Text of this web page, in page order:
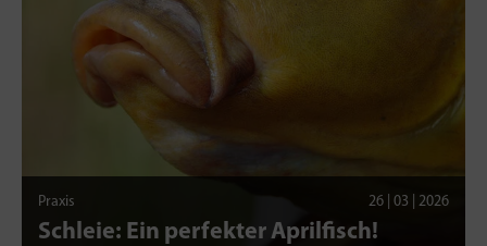
Praxis 26 | 03 | 2026
Schleie: Ein perfekter Aprilfisch!